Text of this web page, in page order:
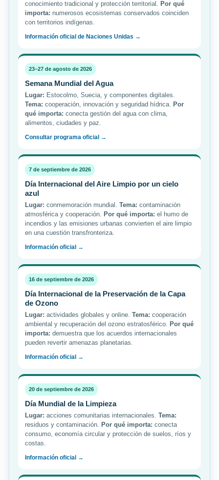
conocimiento tradicional y protección territorial. Por qué
importa: numerosos ecosistemas conservados coinciden
con territorios indígenas.
Información oficial de Naciones Unidas →
23–27 de agosto de 2026
Semana Mundial del Agua
Lugar: Estocolmo, Suecia, y componentes digitales.
Tema: cooperación, innovación y seguridad hídrica. Por
qué importa: conecta gestión del agua con clima,
alimentos, ciudades y paz.
Consultar programa oficial →
7 de septiembre de 2026
Día Internacional del Aire Limpio por un cielo
azul
Lugar: conmemoración mundial. Tema: contaminación
atmosférica y cooperación. Por qué importa: el humo de
incendios y las emisiones urbanas convierten el aire limpio
en una cuestión transfronteriza.
Información oficial →
16 de septiembre de 2026
Día Internacional de la Preservación de la Capa
de Ozono
Lugar: actividades globales y online. Tema: cooperación
ambiental y recuperación del ozono estratosférico. Por qué
importa: demuestra que los acuerdos internacionales
pueden revertir amenazas planetarias.
Información oficial →
20 de septiembre de 2026
Día Mundial de la Limpieza
Lugar: acciones comunitarias internacionales. Tema:
residuos y contaminación. Por qué importa: conecta
consumo, economía circular y protección de suelos, ríos y
costas.
Información oficial →